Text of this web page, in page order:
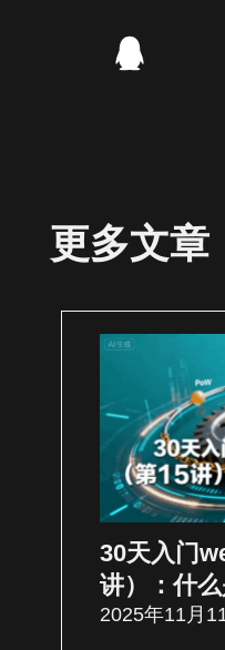
更多文章
30天入门
讲）：什
2025年11月